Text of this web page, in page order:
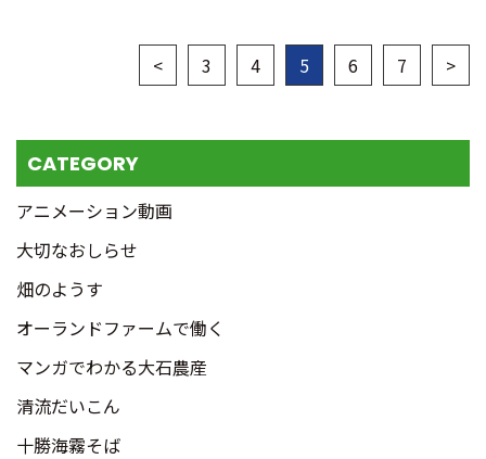
< 3 4 5 6 7 >
CATEGORY
アニメーション動画
大切なおしらせ
畑のようす
オーランドファームで働く
マンガでわかる大石農産
清流だいこん
十勝海霧そば